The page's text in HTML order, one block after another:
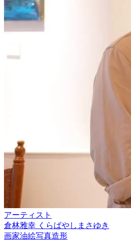
アーティスト
倉林雅幸 くらばやしまさゆき
画家油絵写真造形